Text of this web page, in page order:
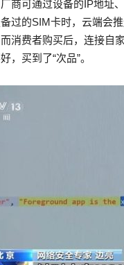
厂商可通过设备的IP地址
过的SIM卡时，云端会
消费者购买后，连接自
，买到了“次品”。